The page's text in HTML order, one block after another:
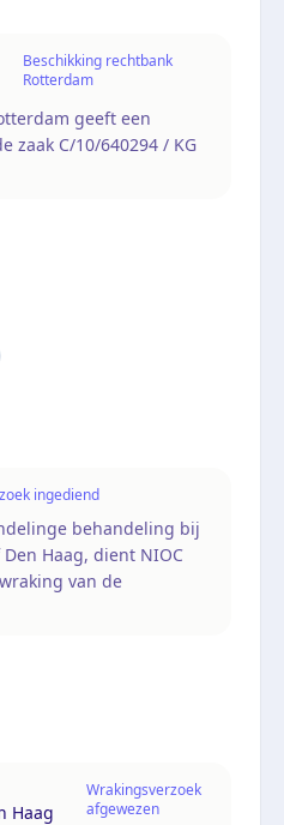
Beschikking rechtbank
Rotterdam
geeft een
zaak C/10/640294 / KG
ingediend
behandeling bij
Haag, dient NIOC
van de
Haag
Wrakingsverzoek
afgewezen